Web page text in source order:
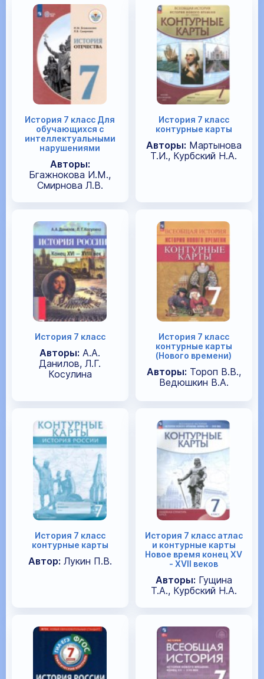
История 7 класс Для
обучающихся с
интеллектуальными
нарушениями
Авторы:
Бгажнокова И.М.,
Смирнова Л.В.
История 7 класс
контурные карты
Авторы: Мартынова
Т.И., Курбский Н.А.
История 7 класс
Авторы: А.А.
Данилов, Л.Г.
Косулина
История 7 класс
контурные карты
(Нового времени)
Авторы: Тороп В.В.,
Ведюшкин В.А.
История 7 класс
контурные карты
Автор: Лукин П.В.
История 7 класс атлас
и контурные карты
Новое время конец XV
- XVII веков
Авторы: Гущина
Т.А., Курбский Н.А.